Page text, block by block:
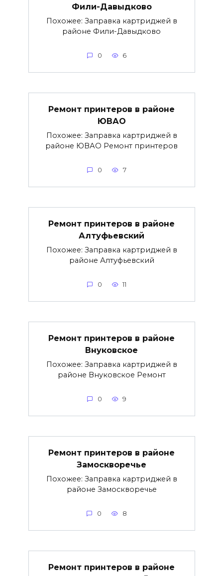
Фили-Давыдково
Похожее: Заправка картриджей в
районе Фили-Давыдково
0 6
Ремонт принтеров в районе
ЮВАО
Похожее: Заправка картриджей в
районе ЮВАО Ремонт принтеров
0 7
Ремонт принтеров в районе
Алтуфьевский
Похожее: Заправка картриджей в
районе Алтуфьевский
0 11
Ремонт принтеров в районе
Внуковское
Похожее: Заправка картриджей в
районе Внуковское Ремонт
0 9
Ремонт принтеров в районе
Замоскворечье
Похожее: Заправка картриджей в
районе Замоскворечье
0 8
Ремонт принтеров в районе